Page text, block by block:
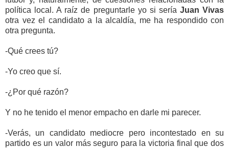
política local. A raíz de preguntarle yo si sería Juan Vivas
otra vez el candidato a la alcaldía, me ha respondido con
otra pregunta.
-Qué crees tú?
-Yo creo que sí.
-¿Por qué razón?
Y no he tenido el menor empacho en darle mi parecer.
-Verás, un candidato mediocre pero incontestado en su
partido es un valor más seguro para la victoria final que dos